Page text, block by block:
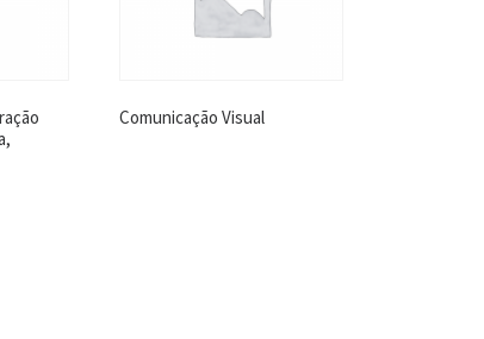
Comunicação Visual